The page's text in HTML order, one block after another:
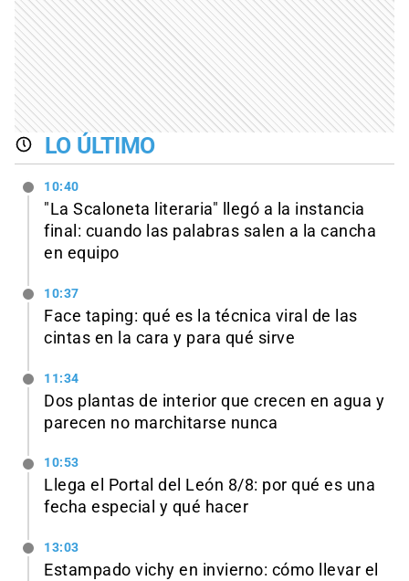
LO ÚLTIMO
10:40
"La Scaloneta literaria" llegó a la instancia
final: cuando las palabras salen a la cancha
en equipo
10:37
Face taping: qué es la técnica viral de las
cintas en la cara y para qué sirve
11:34
Dos plantas de interior que crecen en agua y
parecen no marchitarse nunca
10:53
Llega el Portal del León 8/8: por qué es una
fecha especial y qué hacer
13:03
Estampado vichy en invierno: cómo llevar el